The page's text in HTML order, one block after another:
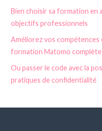
Bien choisir sa formation en
objectifs professionnels
Améliorez vos compétences
formation Matomo complète
Ou passer le code avec la
pratiques de confidentialité